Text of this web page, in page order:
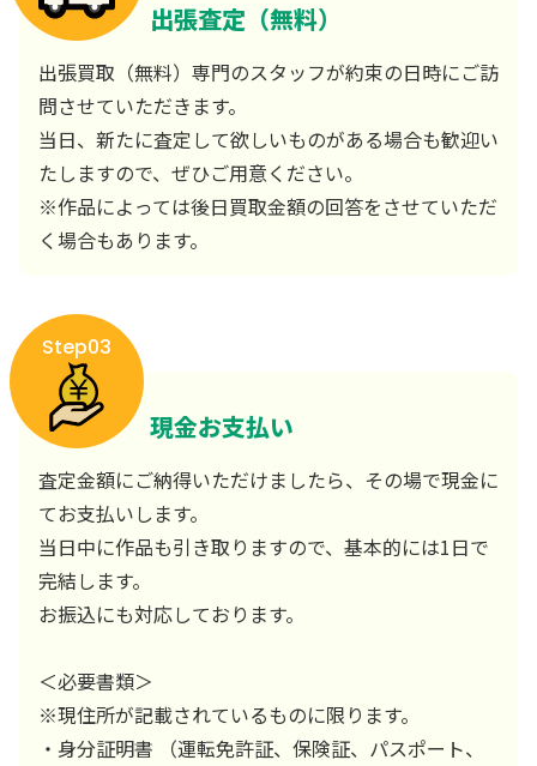
出張査定（無料）
出張買取（無料）専門のスタッフが約束の日時にご訪
問させていただきます。
当日、新たに査定して欲しいものがある場合も歓迎い
たしますので、ぜひご用意ください。
※作品によっては後日買取金額の回答をさせていただ
く場合もあります。
Step03
現金お支払い
査定金額にご納得いただけましたら、その場で現金に
てお支払いします。
当日中に作品も引き取りますので、基本的には1日で
完結します。
お振込にも対応しております。
＜必要書類＞
※現住所が記載されているものに限ります。
・身分証明書 （運転免許証、保険証、パスポート、